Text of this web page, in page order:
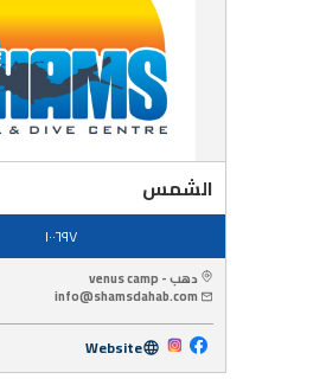
الشمس
١٠٠٦٩٧
دهب - venus camp
info@shamsdahab.com
Website